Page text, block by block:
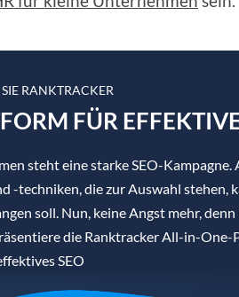
RANKTRACKER
FÜR
steht eine starke SEO-Kampagne.
-techniken, die zur Auswahl stehen,
soll. Nun, keine Angst mehr, denn
die Ranktracker All-in-
SEO